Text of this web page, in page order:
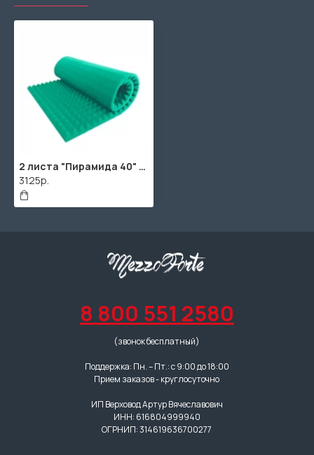
2 листа "Пирамида 40" / 2шт. по 1960х960х55мм / 4м² / SPG2236 / Зеленый
3125р.
8 800 551 2580
(звонок бесплатный)
Поддержка: Пн. – Пт.: с 9:00 до 18:00
Прием заказов - круглосуточно
ИП Верховод Артур Вячеславович
ИНН: 616804999940
ОГРНИП: 314619636700277